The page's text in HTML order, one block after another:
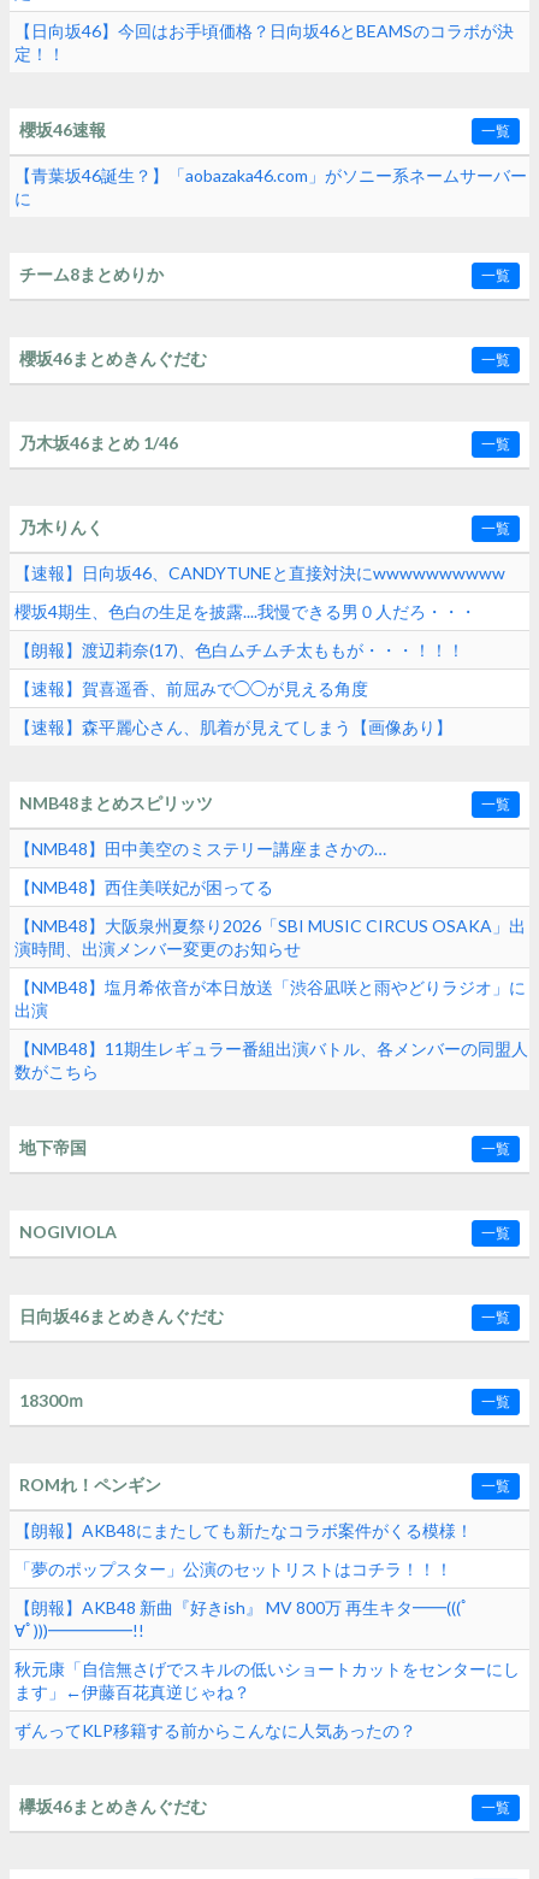
【日向坂46】今回はお手頃価格？日向坂46とBEAMSのコラボが決
定！！
櫻坂46速報 一覧
【青葉坂46誕生？】「aobazaka46.com」がソニー系ネームサーバー
に
チーム8まとめりか 一覧
櫻坂46まとめきんぐだむ 一覧
乃木坂46まとめ 1/46 一覧
乃木りんく 一覧
【速報】日向坂46、CANDYTUNEと直接対決にwwwwwwwwww
櫻坂4期生、色白の生足を披露....我慢できる男０人だろ・・・
【朗報】渡辺莉奈(17)、色白ムチムチ太ももが・・・！！！
【速報】賀喜遥香、前屈みで◯◯が見える角度
【速報】森平麗心さん、肌着が見えてしまう【画像あり】
NMB48まとめスピリッツ 一覧
【NMB48】田中美空のミステリー講座まさかの…
【NMB48】西住美咲妃が困ってる
【NMB48】大阪泉州夏祭り2026「SBI MUSIC CIRCUS OSAKA」出
演時間、出演メンバー変更のお知らせ
【NMB48】塩月希依音が本日放送「渋谷凪咲と雨やどりラジオ」に
出演
【NMB48】11期生レギュラー番組出演バトル、各メンバーの同盟人
数がこちら
地下帝国 一覧
NOGIVIOLA 一覧
日向坂46まとめきんぐだむ 一覧
18300ｍ 一覧
ROMれ！ペンギン 一覧
【朗報】AKB48にまたしても新たなコラボ案件がくる模様！
「夢のポップスター」公演のセットリストはコチラ！！！
【朗報】AKB48 新曲『好きish』 MV 800万 再生キタ━━(((ﾟ
∀ﾟ)))━━━━━!!
秋元康「自信無さげでスキルの低いショートカットをセンターにし
ます」←伊藤百花真逆じゃね？
ずんってKLP移籍する前からこんなに人気あったの？
欅坂46まとめきんぐだむ 一覧